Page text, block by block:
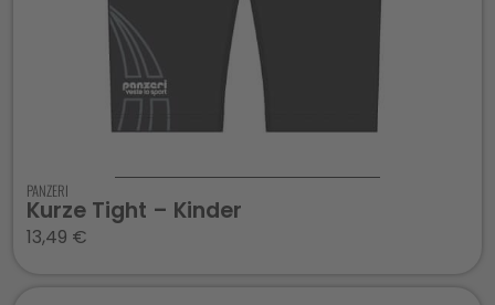
PANZERI
Kurze Tight – Kinder
13,49 €